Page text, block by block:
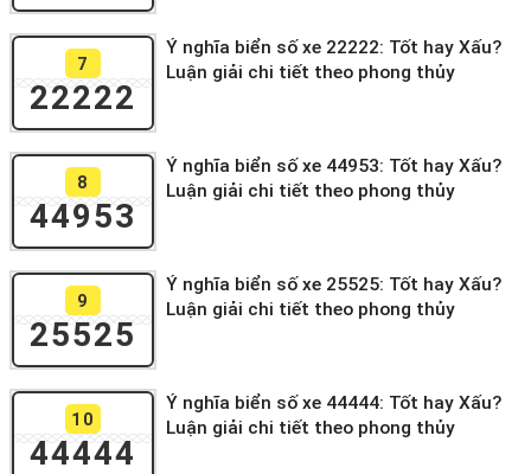
7
22222
Ý nghĩa biển số xe 22222: Tốt hay Xấu?
Luận giải chi tiết theo phong thủy
8
44953
Ý nghĩa biển số xe 44953: Tốt hay Xấu?
Luận giải chi tiết theo phong thủy
9
25525
Ý nghĩa biển số xe 25525: Tốt hay Xấu?
Luận giải chi tiết theo phong thủy
10
44444
Ý nghĩa biển số xe 44444: Tốt hay Xấu?
Luận giải chi tiết theo phong thủy